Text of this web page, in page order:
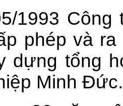
1993
phép và
dựng tổng
Minh Đức.